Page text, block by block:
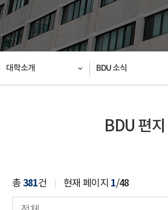
대학소개 BDU 소식
BDU 편지
총 381건 현재 페이지 1/48